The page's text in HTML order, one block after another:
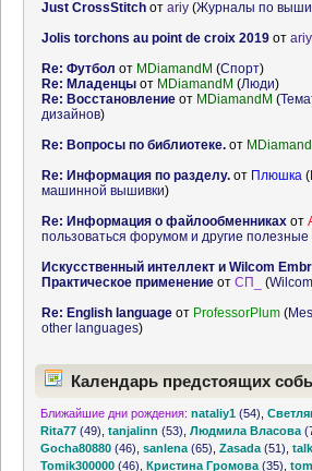
Just CrossStitchот ariy(Журналы по
Jolis torchons au point de croix 2019от ariy
Re: Футбол от MDiamandM (Спорт)
Re: Младенцыот MDiamandM (Люди)
Re: Восстановлениеот MDiamandM (
дизайнов)
Re: Вопросы по библиотеке.от
Re: Информация по разделу.от Плюшка (
машинной вышивки)
Re: Информация о файлообменникахот
пользоваться форумом и другие полезные
Искусственный интеллект и Wilcom
Практическое применениеот СП_ (Wilcom
Re: English languageот ProfessorPlum(
other languages)
Календарь предстоящих
Ближайшие дни рождения: nataliy1 (54) ,
Rita77 (49) ,tanjalinn (53) ,Людмила Власова
Gocha80880 (46) ,sanlena (65) ,Zasada (51) ,
Tomik300000 (46) ,Кристина Громова (35) ,